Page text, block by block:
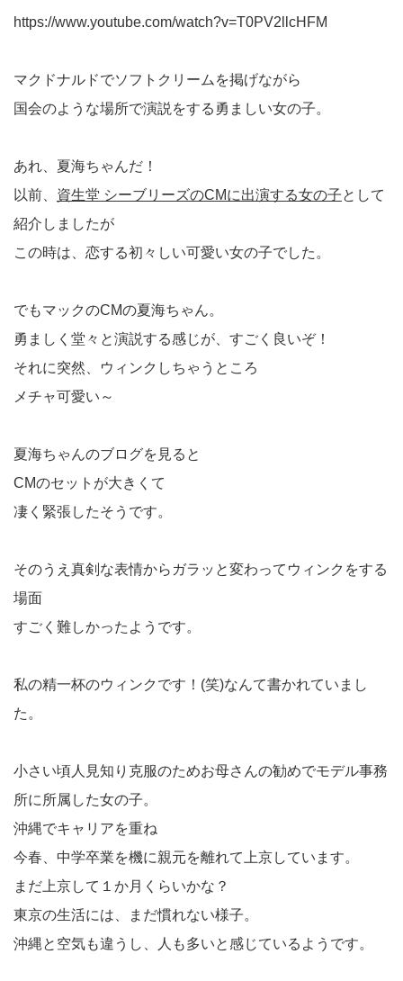
https://www.youtube.com/watch?v=T0PV2llcHFM
マクドナルドでソフトクリームを掲げながら
国会のような場所で演説をする勇ましい女の子。
あれ、夏海ちゃんだ！
以前、 資生堂 シーブリーズのCMに出演する女の子として
紹介しましたが
この時は、恋する初々しい可愛い女の子でした。
でもマックのCMの夏海ちゃん。
勇ましく堂々と演説する感じが、すごく良いぞ！
それに突然、ウィンクしちゃうところ
メチャ可愛い～
夏海ちゃんのブログを見ると
CMのセットが大きくて
凄く緊張したそうです。
そのうえ真剣な表情からガラッと変わってウィンクをする
場面
すごく難しかったようです。
私の精一杯のウィンクです！(笑)なんて書かれていまし
た。
小さい頃人見知り克服のためお母さんの勧めでモデル事務
所に所属した女の子。
沖縄でキャリアを重ね
今春、中学卒業を機に親元を離れて上京しています。
まだ上京して１か月くらいかな？
東京の生活には、まだ慣れない様子。
沖縄と空気も違うし、人も多いと感じているようです。